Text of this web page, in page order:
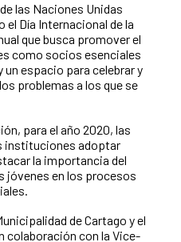
las Naciones Unidas
el Día Internacional de la
que busca promover el
como socios esenciales
espacio para celebrar y
problemas a los que se
para el año 2020, las
instituciones adoptar
la importancia del
jóvenes en los procesos
de Cartago y el
colaboración con la Vice-